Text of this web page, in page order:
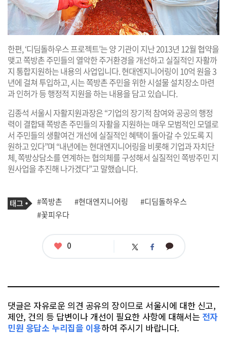
한편, ‘디딤돌하우스 프로젝트’는 양 기관이 지난 2013년 12월 협약을
맺고 쪽방촌 주민들의 열악한 주거환경을 개선하고 실질적인 자활까
지 통합지원하는 내용의 사업입니다. 현대엔지니어링이 10억 원을 3
년에 걸쳐 투입하고, 시는 쪽방촌 주민을 위한 시설물 설치장소 마련
과 인허가 등 행정적 지원을 하는 내용을 담고 있습니다.
김종석 서울시 자활지원과장은 “기업의 장기적 참여와 공공의 행정
력이 결합돼 쪽방촌 주민들의 자활을 지원하는 매우 모범적인 모델로
서 주민들의 생활여건 개선에 실질적인 혜택이 돌아갈 수 있도록 지
원하고 있다”며 “내년에는 현대엔지니어링을 비롯해 기업과 자치단
체, 쪽방상담소를 연계하는 협의체를 구성해서 실질적인 쪽방주민 지
원사업을 추진해 나가겠다”고 말했습니다.
기
사
관
련
태
그
#쪽방촌 #현대엔지니어링
#디딤돌하우스
#꽃피우다
좋
0 트 페 카
댓글은 자유로운 의견 공유의 장이므로 서울시에 대한 신고,
제안, 건의 등 답변이나 개선이 필요한 사항에 대해서는 전자
민원 응답소 누리집을 이용하여 주시기 바랍니다.